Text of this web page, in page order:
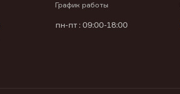
График работы
пн-пт : 09:00-18:00